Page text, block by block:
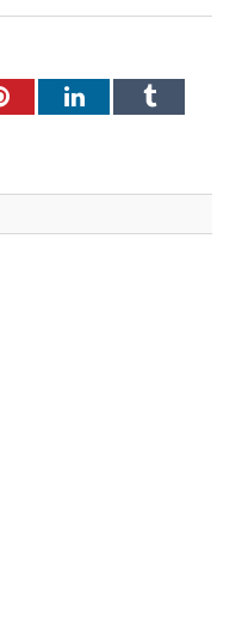
PinterestLinkedInTumblr